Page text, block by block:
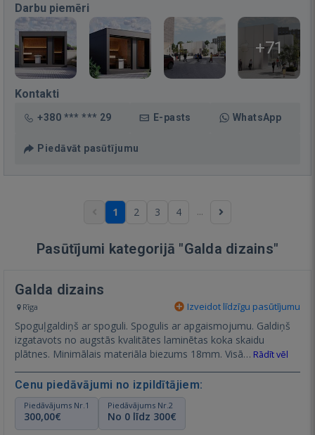
Darbu piemēri
+71
Kontakti
+380 *** *** 29 E-pasts WhatsApp
Piedāvāt pasūtījumu
1 2 3 4 ...
Pasūtījumi kategorijā "Galda dizains"
Galda dizains
Rīga Izveidot līdzīgu pasūtījumu
Spoguļgaldiņš ar spoguli. Spogulis ar apgaismojumu. Galdiņš
izgatavots no augstās kvalitātes laminētas koka skaidu
plātnes. Minimālais materiāla biezums 18mm. Visā… Rādīt vēl
Cenu piedāvājumi no izpildītājiem:
Piedāvājums Nr.1
300,00€
Piedāvājums Nr.2
No 0 līdz 300€